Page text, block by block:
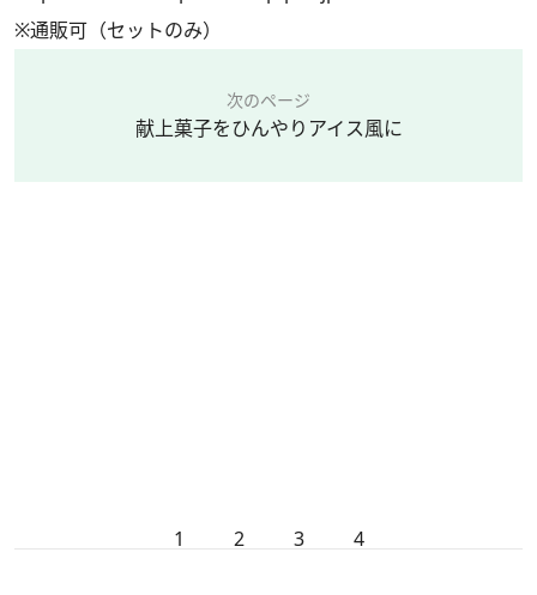
※通販可（セットのみ）
次のページ
献上菓子をひんやりアイス風に
1 2 3 4